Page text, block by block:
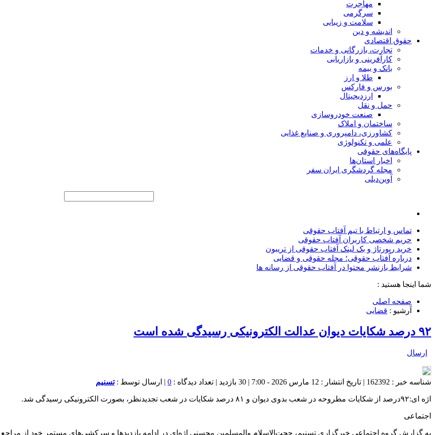
مهاجرت
سرگرمی
سلامت و زیبایی
اندیشه و دین
حقوق اقتصادی
تجارت، بازرگانی و خدمات
کارآفرینی و بازاریابی
بانک و بیمه
طلا و ارز
بورس و فارکس
ارزدیجیتال
حمل و نقل
صنعت خودروسازی
ساختمان و املاک
کشاورزی، دامپروری و صنایع غذایی
علمی و تکنولوژی
پایگاه‌های حقوقی
اخبار استان‌ها
مجله گردشگری ایران سفر
آوین‌دیلی
تماس و ارتباط با تیم آفتاب حقوقی
حریم شخصی کاربران آفتاب حقوقی
خرید رپورتاژ و بک لینک آفتاب حقوقی از تریبون
درباره آفتاب حقوقی؛ مجله حقوقی و قضایی
شرایط بازنشر محتوا در آفتاب حقوقی از رسانه ها
شما اینجا هستید :
صفحه اصلی
آرشیو : قضایی
۹۲ درصد شکایات دیوان عدالت الکترونیکی رسیدگی شده است
ارسال
شناسه خبر : 162392 | تاریخ انتشار : 12 مارس 2026 - 7:00 | 30 بازدید | تعداد دیدگاه : 0 | ارسال توسط :تسنیم
اژه ای:۹۲درصد از شکایات مطروحه در شعب بدوی دیوان و ۸۱ درصد شکایات در شعب تجدیدنظر، بصورت الکترونیکی رسیدگی شد.
اجتماعی
به گزارش گروه اجتماعی خبرگزاری تسنیم، حجت‌الاسلام والمسلمین محسنی اژه‌ای در ادامه بازدیدها و سرکشی‌های مستمر خود از مراجع